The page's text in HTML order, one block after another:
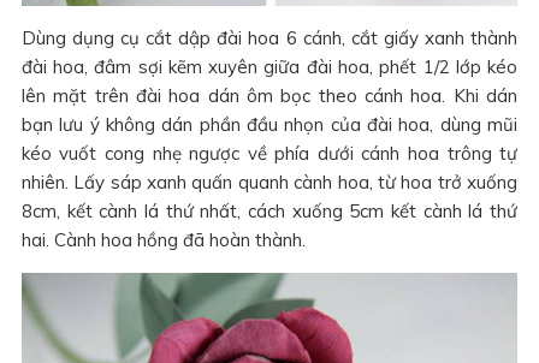
Dùng dụng cụ cắt dập đài hoa 6 cánh, cắt giấy xanh thành
đài hoa, đâm sợi kẽm xuyên giữa đài hoa, phết 1/2 lớp kéo
lên mặt trên đài hoa dán ôm bọc theo cánh hoa. Khi dán
bạn lưu ý không dán phần đầu nhọn của đài hoa, dùng mũi
kéo vuốt cong nhẹ ngược về phía dưới cánh hoa trông tự
nhiên. Lấy sáp xanh quấn quanh cành hoa, từ hoa trở xuống
8cm, kết cành lá thứ nhất, cách xuống 5cm kết cành lá thứ
hai. Cành hoa hồng đã hoàn thành.